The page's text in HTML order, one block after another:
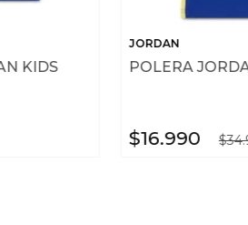
KIDS
JORDAN
POLERA
$16.990 $34.